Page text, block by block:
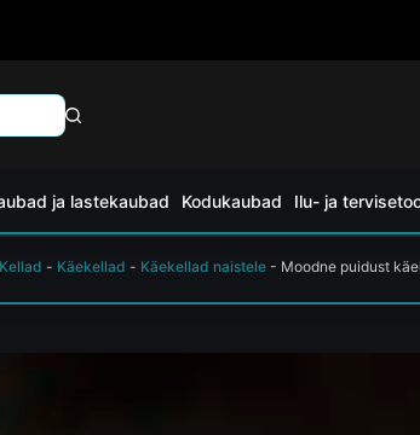
ja lastekaubad Kodukaubad Ilu- ja
- Käekellad - Käekellad naistele - Moodne puidust